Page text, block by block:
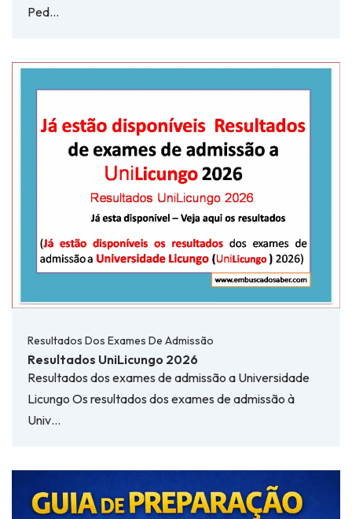
Ped…
Resultados Dos Exames De Admissão
Resultados UniLicungo 2026
Resultados dos exames de admissão a Universidade
Licungo Os resultados dos exames de admissão à
Univ…